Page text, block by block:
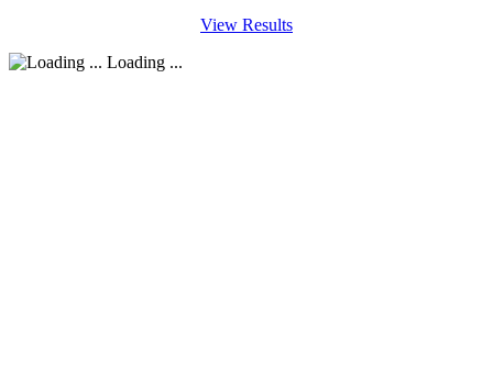
View Results
Loading ...